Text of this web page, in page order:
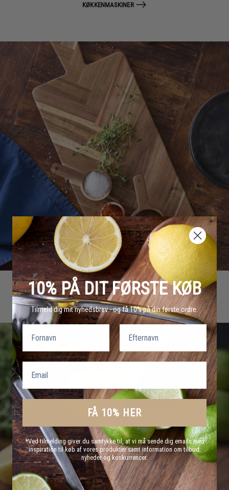
KØKKENMASKINER
SERVERING
10% PÅ DIT FØRSTE KØB
Tilmeld dig mit nyhedsbrev - og få 10% på din første ordre.
Email
FÅ 10% HER
*Ved tilmelding giver du samtykke til, at vi må sende dig emails med
inspiration til køb af vores produkter samt information om tilbud,
nyheder og konkurrencer.